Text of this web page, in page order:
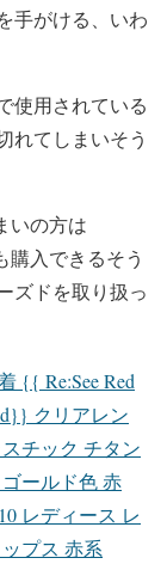
手がける、いわ
使用されている
れてしまいそう
いの方は
購入できるそう
ズドを取り扱っ
{{ Re:See Red
クリアレン
チック チタン
ールド色 赤
レディース レ
プス 赤系